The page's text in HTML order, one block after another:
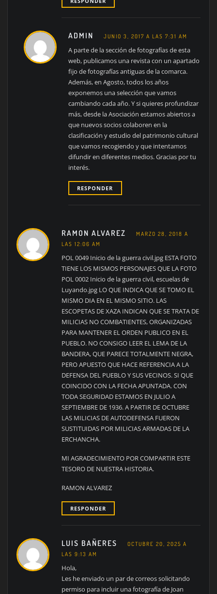
ADMIN JUNIO 3, 2017 A LAS 7:31 AM
A parte de la sección de fotografías de esta
web, publicamos una revista con un apartado
fijo de fotografías antiguas de la comarca.
Además, en Agosto, todos los años
exponemos una selección que vamos
cambiando cada año. Y si quieres profundizar
más, desde la Asociación estamos abiertos a
que nuevos socios colaboren en la
clasificación y estudio del patrimonio cultural
que vamos recogiendo y que intentamos
difundir en diferentes medios. Gracias por tu
interés.
RESPONDER
RAMON ALVAREZ
MARZO 28, 2018 A
LAS 12:06 AM
POL 0049 Inicio de la guerra civil.jpg ESTA FOTO
TIENE LOS MISMOS PERSONAJES QUE LA FOTO
POL 0002 Inicio de la guerra civil, escuelas de
Luyando.jpg LO QUE INDICA QUE SE TOMO EL
MISMO DIA EN EL MISMO SITIO. LAS
ESCOPETAS DE XAZA INDICAN QUE SE TRATA DE
MILICIAS NO COMBATIENTES, ORGANIZADAS
PARA MANTENER EL ORDEN PUBLICO EN EL
PUEBLO. NO CONSIGO LEER EL LEMA DE LA
BANDERA, QUE PARECE TOTALMENTE NEGRA,
PERO APUESTO QUE HACE REFERENCIA A LA
DEFENSA DEL PUEBLO Y SUS VECINOS. SI QUE
COINCIDO CON LA FECHA APUNTADA. CON
TODA SEGURIDAD ESTAMOS EN JULIO A
SEPTIEMBRE DE 1936. A PARTIR DE OCTUBRE
LAS MILICIAS DE AUTODEFENSA FUERON
SUSTITUIDAS POR MILICIAS ARMADAS DE LA
ERCHANCHA.
MI AGRADECIMIENTO POR COMPARTIR ESTE
TESORO DE NUESTRA HISTORIA.
RAMON ALVAREZ
RESPONDER
LUIS BAÑERES
OCTUBRE 20, 2025 A
LAS 9:13 AM
Hola,
Les he enviado un par de correos solicitando
permiso para incluir una fotografía de Joan